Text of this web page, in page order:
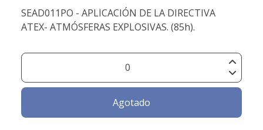
SEAD011PO - APLICACIÓN DE LA DIRECTIVA
ATEX- ATMÓSFERAS EXPLOSIVAS. (85h).
Agotado